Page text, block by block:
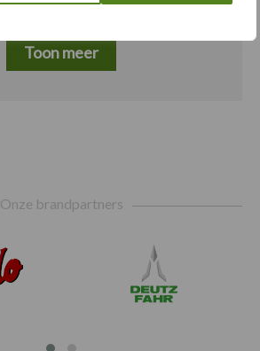
Toon meer
Onze brandpartners